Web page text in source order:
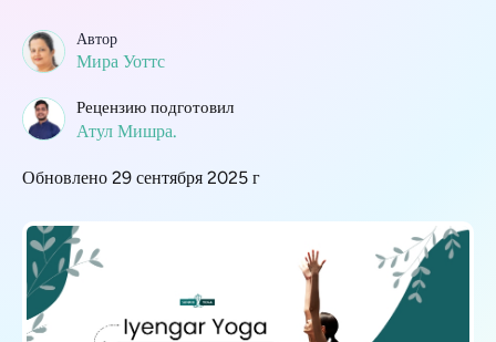
Автор
Мира Уоттс
Рецензию подготовил
Атул Мишра.
Обновлено 29 сентября 2025 г